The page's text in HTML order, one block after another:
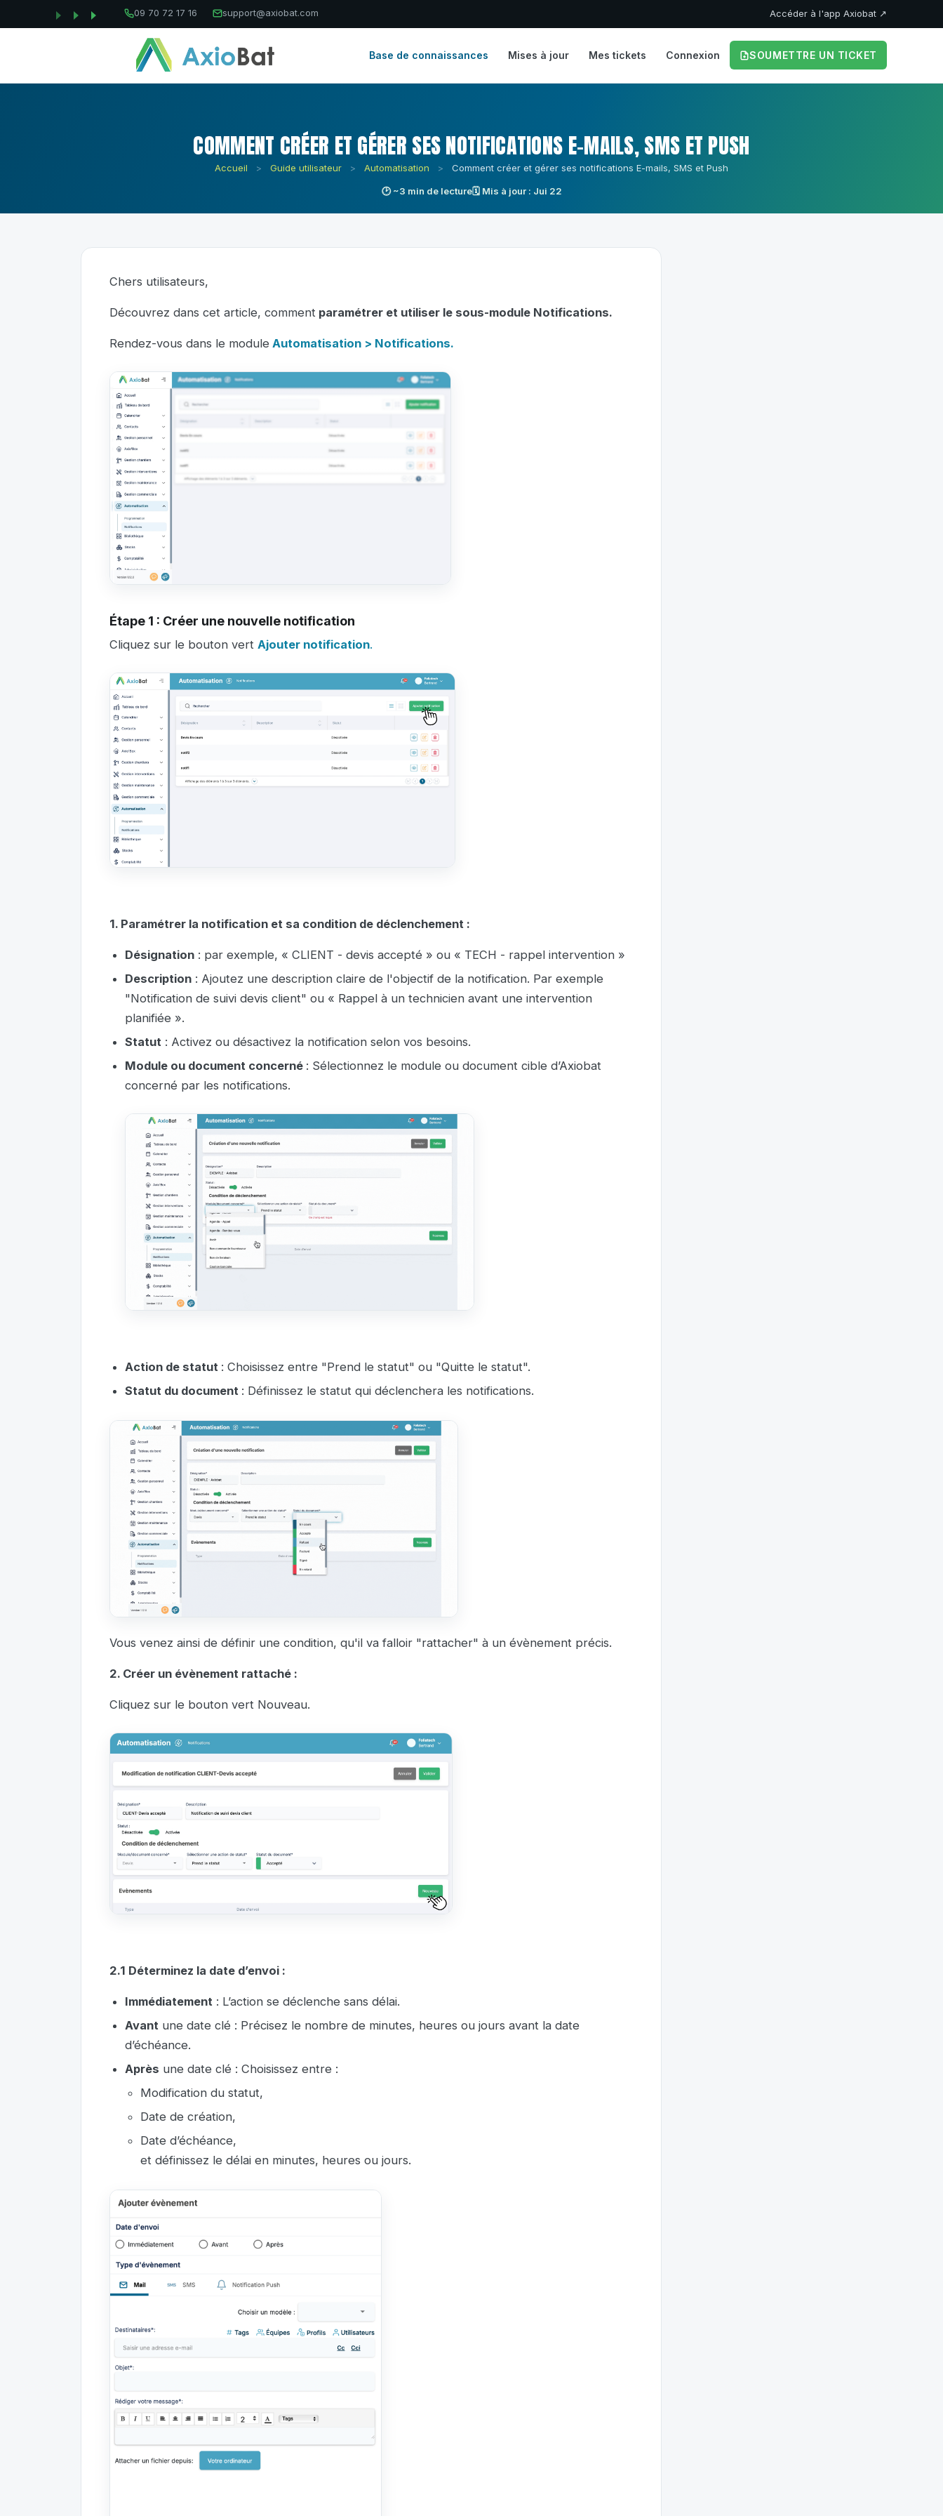
09 70 72 17 16 support@axiobat.com Accéder à l'app Axiobat ↗
Base de connaissances Mises à jour Mes tickets Connexion SOUMETTRE UN TICKET
COMMENT CRÉER ET GÉRER SES NOTIFICATIONS E-MAILS, SMS ET PUSH
Accueil > Guide utilisateur > Automatisation > Comment créer et gérer ses notifications E-mails, SMS et Push
🕑 ~3 min de lecture🗓 Mis à jour : Jui 22
Chers utilisateurs,
Découvrez dans cet article, comment paramétrer et utiliser le sous-module Notifications.
Rendez-vous dans le module Automatisation > Notifications.
Étape 1 : Créer une nouvelle notification
Cliquez sur le bouton vert Ajouter notification.
1. Paramétrer la notification et sa condition de déclenchement :
Désignation : par exemple, « CLIENT - devis accepté » ou « TECH - rappel intervention »
Description : Ajoutez une description claire de l'objectif de la notification. Par exemple
"Notification de suivi devis client" ou « Rappel à un technicien avant une intervention
planifiée ».
Statut : Activez ou désactivez la notification selon vos besoins.
Module ou document concerné : Sélectionnez le module ou document cible d’Axiobat
concerné par les notifications.
Action de statut : Choisissez entre "Prend le statut" ou "Quitte le statut".
Statut du document : Définissez le statut qui déclenchera les notifications.
Vous venez ainsi de définir une condition, qu'il va falloir "rattacher" à un évènement précis.
2. Créer un évènement rattaché :
Cliquez sur le bouton vert Nouveau.
2.1 Déterminez la date d’envoi :
Immédiatement : L’action se déclenche sans délai.
Avant une date clé : Précisez le nombre de minutes, heures ou jours avant la date
d’échéance.
Après une date clé : Choisissez entre :
Modification du statut,
Date de création,
Date d’échéance,
et définissez le délai en minutes, heures ou jours.